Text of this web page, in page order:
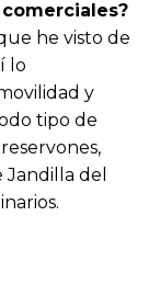
he visto de
lo
y
tipo de
del